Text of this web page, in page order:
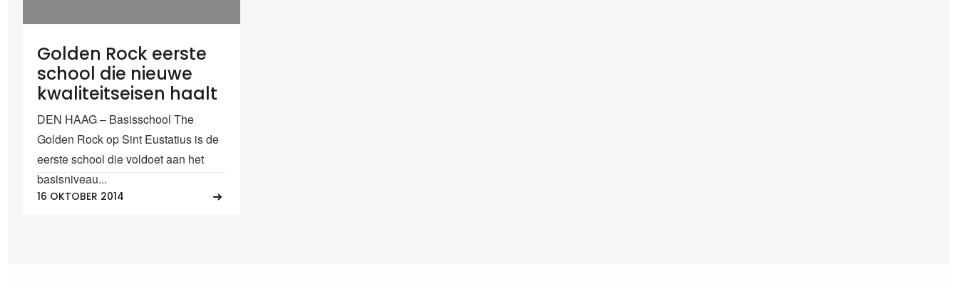
Golden Rock eerste
school die nieuwe
kwaliteitseisen haalt
DEN HAAG – Basisschool The
Golden Rock op Sint Eustatius is de
eerste school die voldoet aan het
basisniveau...
16 OKTOBER 2014